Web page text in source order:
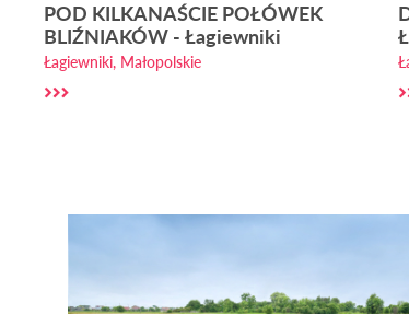
POD KILKANAŚCIE POŁÓWEK
BLIŹNIAKÓW - Łagiewniki
Łagiewniki, Małopolskie